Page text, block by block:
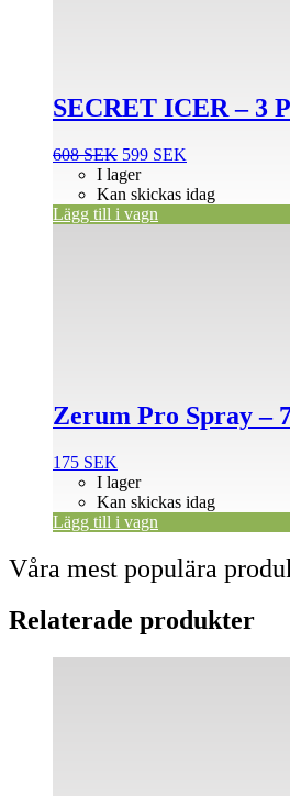
SECRET ICER – 3
608SEK Det
ursprungliga
priset
var:
599 SEK
priset
I lager
Kan skickas idag
Lägg till i vagn
Zerum Pro Spray –
175 SEK
I lager
Kan skickas idag
Lägg till i vagn
Våra mest populära
Relaterade produkter